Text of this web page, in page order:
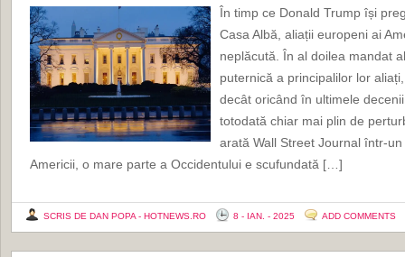
În timp ce Donald Trump își
Casa Albă, aliații europeni ai
neplăcută. În al doilea mandat
puternică a principalilor lor
decât oricând în ultimele
totodată chiar mai plin de
arată Wall Street Journal într-
Americii, o mare parte a Occidentului e scufundată […]
SCRIS DE DAN POPA - HOTNEWS.RO 8 - IAN. - 2025 ADD COMMENTS